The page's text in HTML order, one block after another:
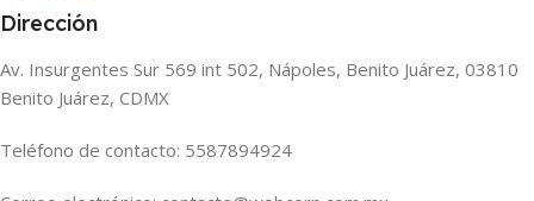
Dirección
Av. Insurgentes Sur 569 int 502, Nápoles, Benito Juárez, 03810
Benito Juárez, CDMX
Teléfono de contacto: 5587894924